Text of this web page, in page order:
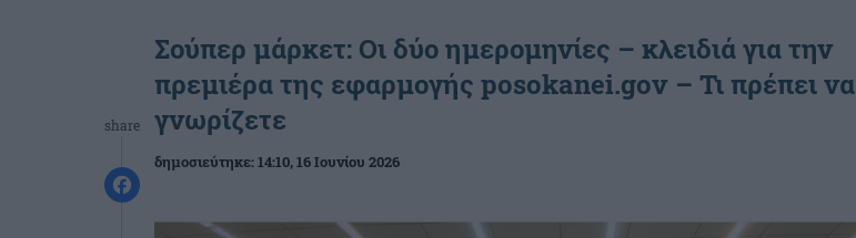
share
Σούπερ μάρκετ: Οι δύο ημερομηνίες – κλειδιά για την
πρεμιέρα της εφαρμογής posokanei.gov – Τι πρέπει να
γνωρίζετε
δημοσιεύτηκε:14:10, 16 Ιουνίου 2026